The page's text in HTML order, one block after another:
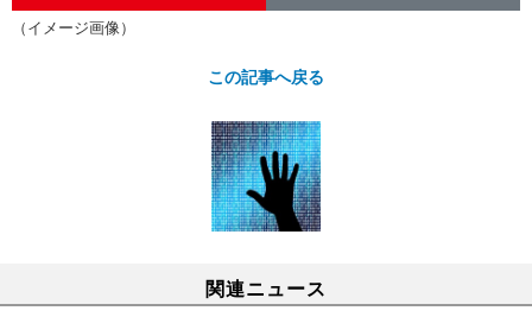
（イメージ画像）
この記事へ戻る
関連ニュース